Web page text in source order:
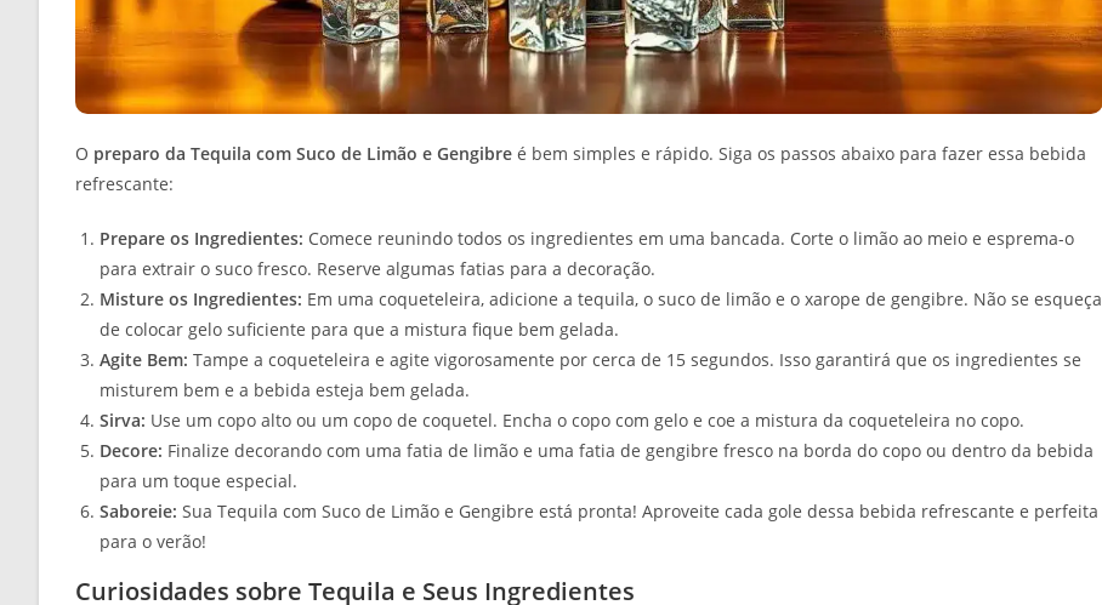
O preparo da Tequila com Suco de Limão e Gengibre é bem simples e rápido. Siga os passos abaixo para fazer essa bebida
refrescante:
Prepare os Ingredientes: Comece reunindo todos os ingredientes em uma bancada. Corte o limão ao meio e esprema-o
para extrair o suco fresco. Reserve algumas fatias para a decoração.
Misture os Ingredientes: Em uma coqueteleira, adicione a tequila, o suco de limão e o xarope de gengibre. Não se esqueça
de colocar gelo suficiente para que a mistura fique bem gelada.
Agite Bem: Tampe a coqueteleira e agite vigorosamente por cerca de 15 segundos. Isso garantirá que os ingredientes se
misturem bem e a bebida esteja bem gelada.
Sirva: Use um copo alto ou um copo de coquetel. Encha o copo com gelo e coe a mistura da coqueteleira no copo.
Decore: Finalize decorando com uma fatia de limão e uma fatia de gengibre fresco na borda do copo ou dentro da bebida
para um toque especial.
Saboreie: Sua Tequila com Suco de Limão e Gengibre está pronta! Aproveite cada gole dessa bebida refrescante e perfeita
para o verão!
Curiosidades sobre Tequila e Seus Ingredientes